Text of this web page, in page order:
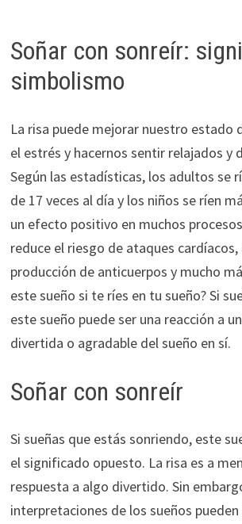
Soñar con sonreír:
simbolismo
La risa puede mejorar nuestro estado
el estrés y hacernos sentir relajados y
Según las estadísticas, los adultos se
de 17 veces al día y los niños se ríen
un efecto positivo en muchos
reduce el riesgo de ataques cardíacos,
producción de anticuerpos y mucho
este sueño si te ríes en tu sueño? Si
este sueño puede ser una reacción a
divertida o agradable del sueño en sí.
Soñar con sonreír
Si sueñas que estás sonriendo, este
el significado opuesto. La risa es a
respuesta a algo divertido. Sin
interpretaciones de los sueños